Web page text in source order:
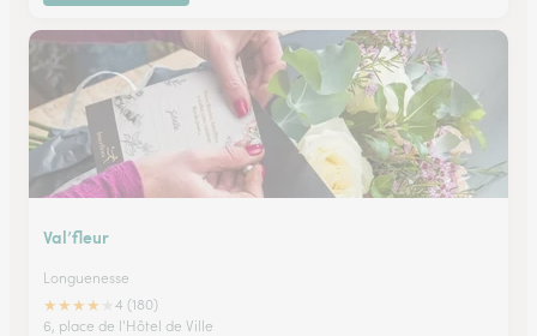
Val’fleur
Longuenesse
★★★★
4 (180)
6, place de l'Hôtel de Ville